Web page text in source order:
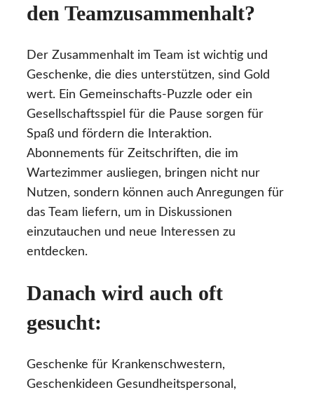
den Teamzusammenhalt?
Der Zusammenhalt im Team ist wichtig und
Geschenke, die dies unterstützen, sind Gold
wert. Ein Gemeinschafts-Puzzle oder ein
Gesellschaftsspiel für die Pause sorgen für
Spaß und fördern die Interaktion.
Abonnements für Zeitschriften, die im
Wartezimmer ausliegen, bringen nicht nur
Nutzen, sondern können auch Anregungen für
das Team liefern, um in Diskussionen
einzutauchen und neue Interessen zu
entdecken.
Danach wird auch oft
gesucht:
Geschenke für Krankenschwestern,
Geschenkideen Gesundheitspersonal,